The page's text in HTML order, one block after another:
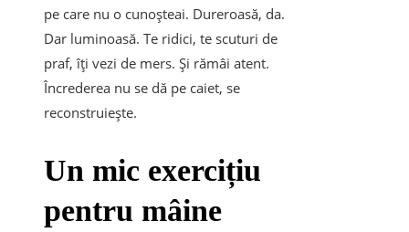
pe care nu o cunoșteai. Dureroasă, da.
Dar luminoasă. Te ridici, te scuturi de
praf, îți vezi de mers. Și rămâi atent.
Încrederea nu se dă pe caiet, se
reconstruiește.
Un mic exercițiu
pentru mâine